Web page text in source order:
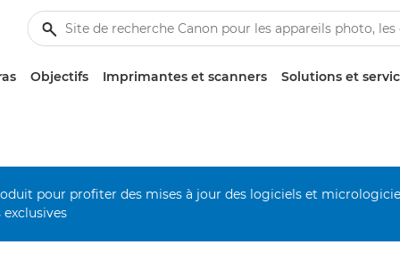
Objectifs Imprimantes et scanners Solutions et
pour profiter des mises à jour des logiciels et